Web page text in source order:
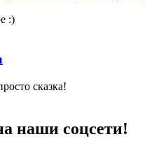
:)
сказка!
наши соцсети!